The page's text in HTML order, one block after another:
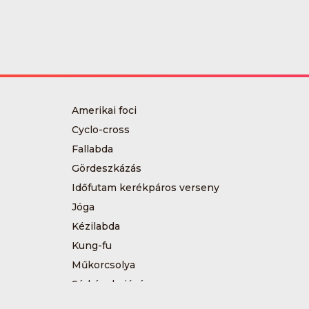
Amerikai foci
Cyclo-cross
Fallabda
Gördeszkázás
Időfutam kerékpáros verseny
Jóga
Kézilabda
Kung-fu
Műkorcsolya
Sárkányhajózás